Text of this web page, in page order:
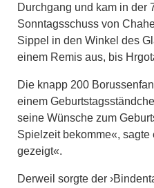
Durchgang und kam in der
Sonntagsschuss von
Sippel in den Winkel des
einem Remis aus, bis
Die knapp 200
einem
seine Wünsche zum
Spielzeit bekomme«,
gezeigt«.
Derweil sorgte der